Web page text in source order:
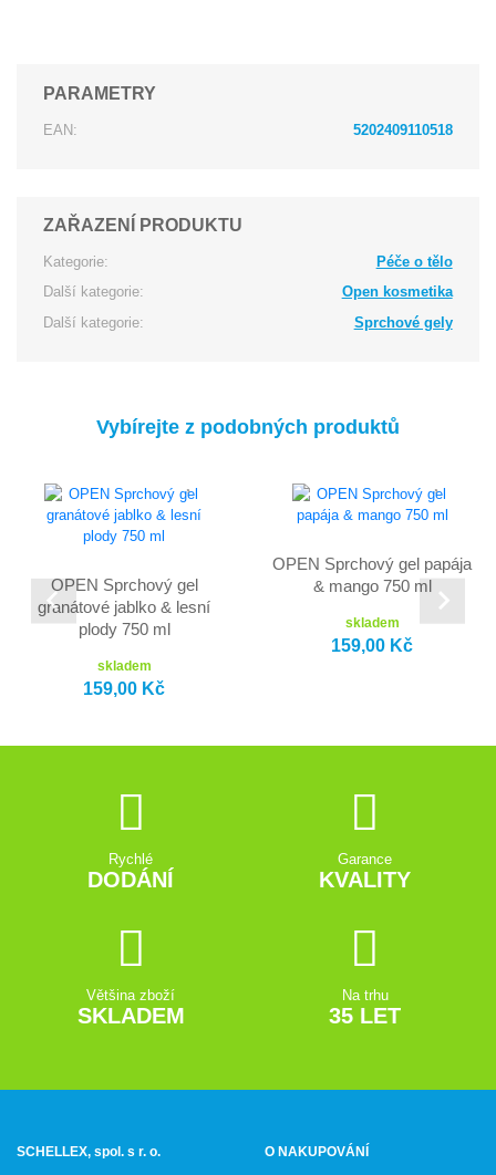
PARAMETRY
EAN: 5202409110518
ZAŘAZENÍ PRODUKTU
Kategorie:
Péče o tělo
Další kategorie:
Open kosmetika
Další kategorie:
Sprchové gely
Vybírejte z podobných produktů
OPEN Sprchový gel
granátové jablko & lesní
plody 750 ml
skladem
159,00 Kč
OPEN Sprchový gel papája
& mango 750 ml
skladem
159,00 Kč
Rychlé
DODÁNÍ
Garance
KVALITY
Většina zboží
SKLADEM
Na trhu
35 LET
SCHELLEX, spol. s r. o. O NAKUPOVÁNÍ